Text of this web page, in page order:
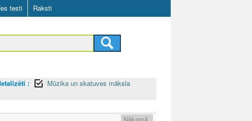
testi Raksti
:
Mūzika un skatuves māksla
Nākamā